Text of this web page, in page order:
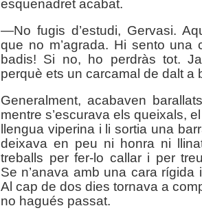
esquenadret acabat.
—No fugis d’estudi, Gervasi.
que no m’agrada. Hi sento una
badis! Si no, ho perdràs tot. Ja
perquè ets un carcamal de dalt a
Generalment, acabaven
mentre s’escurava els queixals,
llengua viperina i li sortia una
deixava en peu ni honra ni
treballs per fer-lo callar i per
Se n’anava amb una cara rígida
Al cap de dos dies tornava a
no hagués passat.